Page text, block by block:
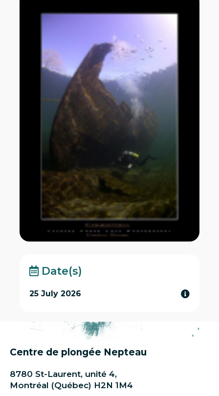
Date(s)
25 July 2026
Centre de plongée Nepteau
8780 St-Laurent, unité 4,
Montréal (Québec) H2N 1M4